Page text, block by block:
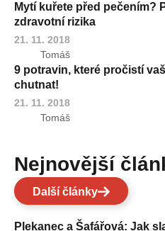
Mytí kuřete před pečením?
zdravotní rizika
21. 11. 2018
Tomáš
9 potravin, které pročistí
chutnat!
21. 11. 2018
Tomáš
Nejnovější
Další články
Plekanec a Šafářová: Jak